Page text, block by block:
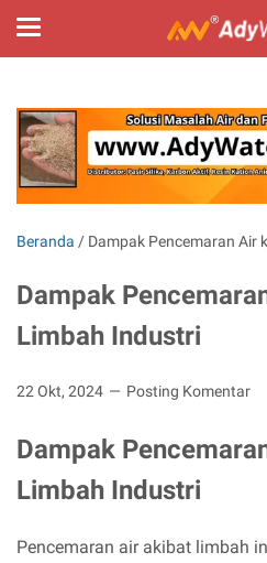
Beranda / Dampak Pencemaran Air
Dampak
Limbah Industri
22 Okt, 2024 Posting Komentar
Dampak
Limbah Industri
Pencemaran air akibat limbah